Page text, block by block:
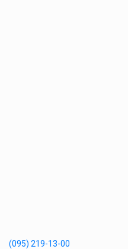
(095) 219-13-00